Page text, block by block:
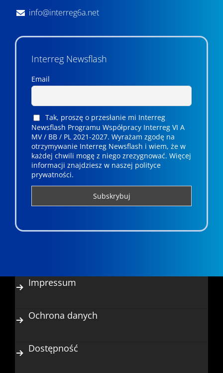
info@interreg6a.net
Interreg Newsflash
Email
Tak, proszę o przesłanie mi Interreg
Newsflash Programu Współpracy Interreg VI A
MV / BB / PL 2021-2027. Wyrażam zgodę na
otrzymywanie Interreg Newsflash i wiem, że w
każdej chwili mogę z niego zrezygnować. ­­Więcej
informacji znajdziesz w naszej polityce
prywatności.
Impressum
Ochrona danych
Dostępność